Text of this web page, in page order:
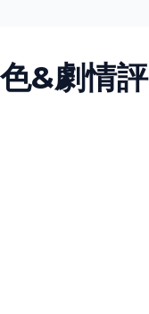
&劇情評